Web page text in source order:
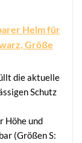
Helm für
Größe
die aktuelle
Schutz
Höhe und
(Größen S: